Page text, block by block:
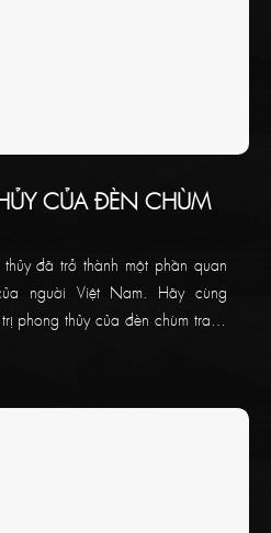
CỦA ĐÈN CHÙM
đã trở thành một phần quan
người Việt Nam. Hãy cùng
phong thủy của đèn chùm trang